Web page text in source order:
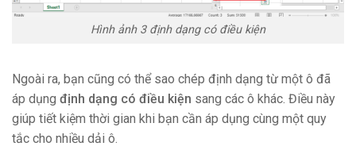
Hình ảnh 3 định dạng có điều kiện
Ngoài ra, bạn cũng có thể sao chép định dạng từ một ô đã
áp dụng định dạng có điều kiện sang các ô khác. Điều này
giúp tiết kiệm thời gian khi bạn cần áp dụng cùng một quy
tắc cho nhiều dải ô.